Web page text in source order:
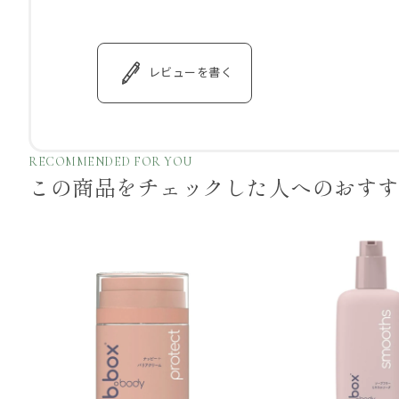
レビューを書く
RECOMMENDED FOR YOU
この商品をチェックした 人へのおす